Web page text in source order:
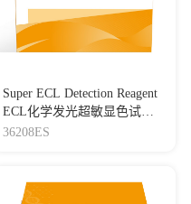
Super ECL Detection Reagent
ECL化学发光超敏显色试剂
盒
36208ES